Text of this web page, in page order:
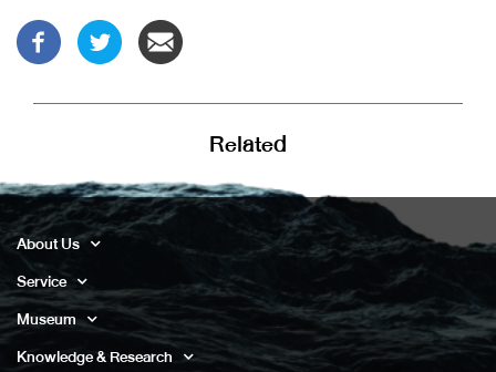
Related
About Us
Service
Museum
Knowledge & Research